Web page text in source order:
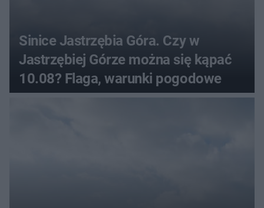
Sinice Jastrzębia Góra. Czy w
Jastrzębiej Górze można się kąpać
10.08? Flaga, warunki pogodowe